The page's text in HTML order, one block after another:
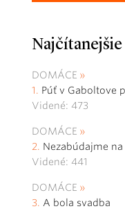
Najčítanejšie
DOMÁCE
Púť v Gaboltove
Videné: 473
DOMÁCE
Nezabúdajme
Videné: 441
DOMÁCE
A bola svadba